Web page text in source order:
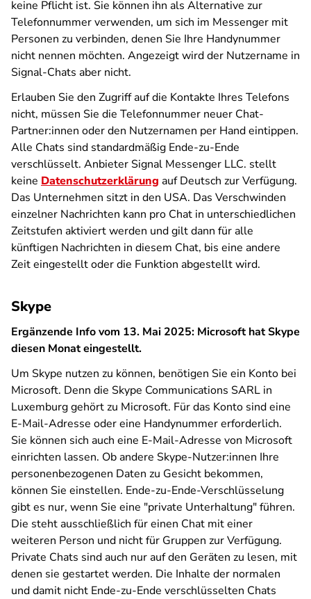
keine Pflicht ist. Sie können ihn als Alternative zur
Telefonnummer verwenden, um sich im Messenger mit
Personen zu verbinden, denen Sie Ihre Handynummer
nicht nennen möchten. Angezeigt wird der Nutzername in
Signal-Chats aber nicht.
Erlauben Sie den Zugriff auf die Kontakte Ihres Telefons
nicht, müssen Sie die Telefonnummer neuer Chat-
Partner:innen oder den Nutzernamen per Hand eintippen.
Alle Chats sind standardmäßig Ende-zu-Ende
verschlüsselt. Anbieter Signal Messenger LLC. stellt
keine Datenschutzerklärung auf Deutsch zur Verfügung.
Das Unternehmen sitzt in den USA. Das Verschwinden
einzelner Nachrichten kann pro Chat in unterschiedlichen
Zeitstufen aktiviert werden und gilt dann für alle
künftigen Nachrichten in diesem Chat, bis eine andere
Zeit eingestellt oder die Funktion abgestellt wird.
Skype
Ergänzende Info vom 13. Mai 2025: Microsoft hat Skype
diesen Monat eingestellt.
Um Skype nutzen zu können, benötigen Sie ein Konto bei
Microsoft. Denn die Skype Communications SARL in
Luxemburg gehört zu Microsoft. Für das Konto sind eine
E-Mail-Adresse oder eine Handynummer erforderlich.
Sie können sich auch eine E-Mail-Adresse von Microsoft
einrichten lassen. Ob andere Skype-Nutzer:innen Ihre
personenbezogenen Daten zu Gesicht bekommen,
können Sie einstellen. Ende-zu-Ende-Verschlüsselung
gibt es nur, wenn Sie eine "private Unterhaltung" führen.
Die steht ausschließlich für einen Chat mit einer
weiteren Person und nicht für Gruppen zur Verfügung.
Private Chats sind auch nur auf den Geräten zu lesen, mit
denen sie gestartet werden. Die Inhalte der normalen
und damit nicht Ende-zu-Ende verschlüsselten Chats